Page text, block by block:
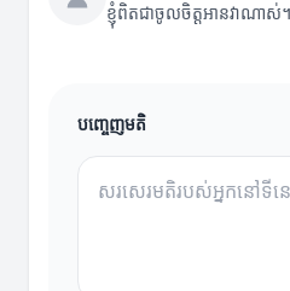
ខ្ញុំពិតជាចូលចិត្តអានវាណាស់។
បញ្ចេញមតិ